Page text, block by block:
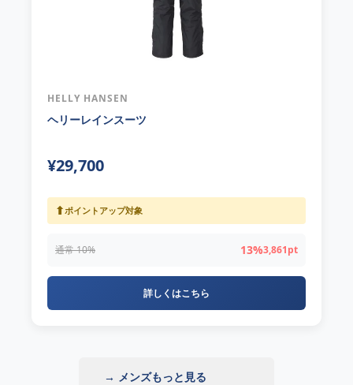
HELLY HANSEN
ヘリーレインスーツ
¥29,700
⬆ポイントアップ対象
通常 10% 13%3,861pt
詳しくはこちら
→ メンズもっと見る